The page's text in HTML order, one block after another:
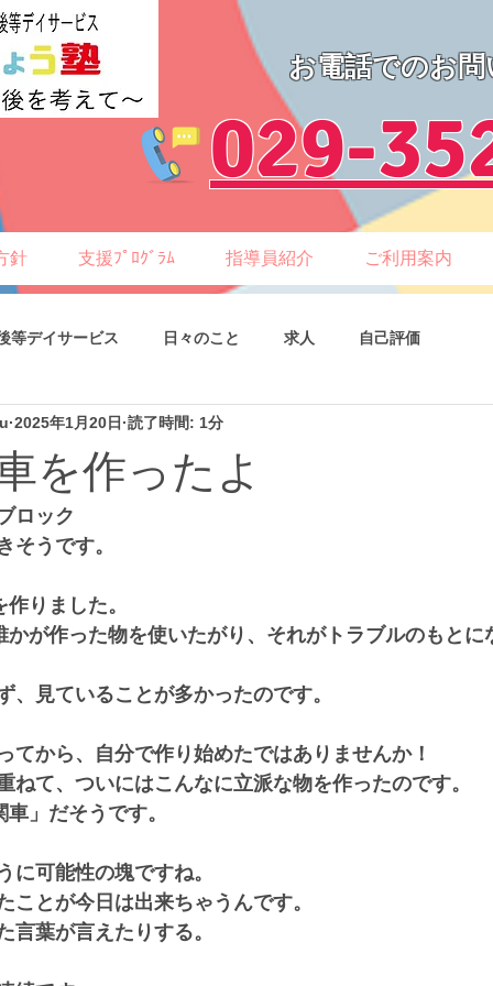
お電話でのお
​029-
針 支援ﾌﾟﾛｸﾞﾗﾑ 指導員紹介 ご利用案内
等デイサービス 日々のこと 求人 自己評価
を作ったよ
2025年1月20日 読了時間: 1分
ロック
そうです。
りました。
が作った物を使いたがり、それがトラブルのもとに
、見ていることが多かったのです。
てから、自分で作り始めたではありませんか！
ねて、ついにはこんなに立派な物を作ったのです。
」だそうです。
に可能性の塊ですね。
ことが今日は出来ちゃうんです。
言葉が言えたりする。